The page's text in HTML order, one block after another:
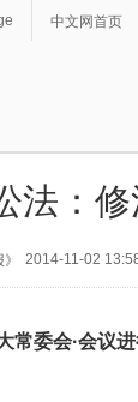
中文网首页
法：修
2014-11-02
常委会·会议进